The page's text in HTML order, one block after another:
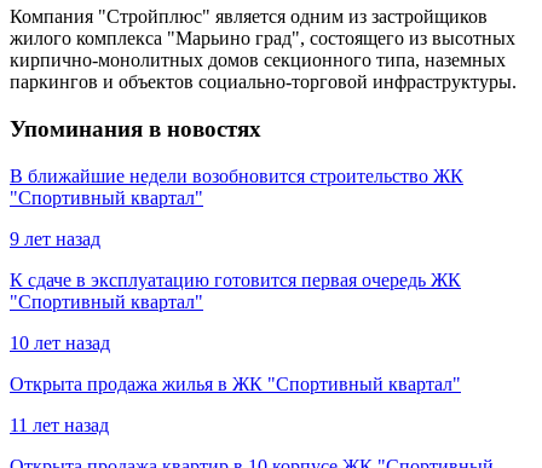
Компания "Стройплюс" является одним из застройщиков
жилого комплекса "Марьино град", состоящего из высотных
кирпично-монолитных домов секционного типа, наземных
паркингов и объектов социально-торговой инфраструктуры.
Упоминания в новостях
В ближайшие недели возобновится строительство ЖК
"Спортивный квартал"
9 лет назад
К сдаче в эксплуатацию готовится первая очередь ЖК
"Спортивный квартал"
10 лет назад
Открыта продажа жилья в ЖК "Спортивный квартал"
11 лет назад